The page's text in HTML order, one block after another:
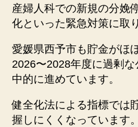
産婦人科での新規の分娩
化といった緊急対策に取
愛媛県西予市も貯金がほ
2026〜2028年度に過剰
中的に進めています。
健全化法による指標では
握しにくくなっています。